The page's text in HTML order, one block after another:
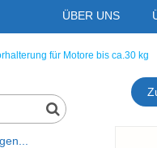
ÜBER UNS
für Motore bis ca.30 kg